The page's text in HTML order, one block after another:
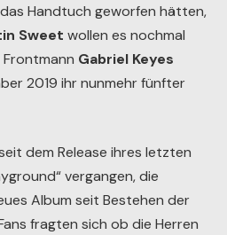
Handtuch geworfen hätten,
Sweet wollen es nochmal
Frontmann Gabriel Keyes
2019 ihr nunmehr fünfter
dem Release ihres letzten
vergangen, die
Album seit Bestehen der
fragten sich ob die Herren